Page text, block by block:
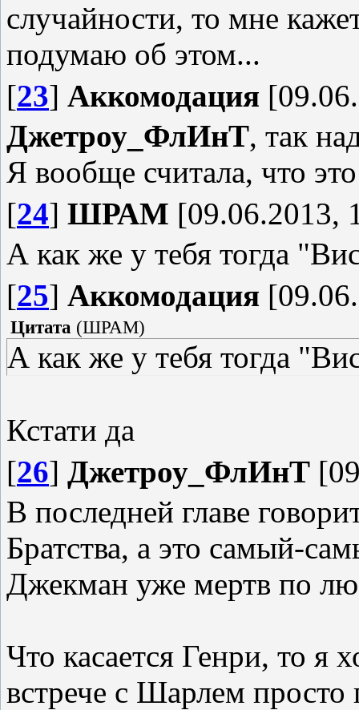
случайности, то мне
подумаю об этом...
[23] Аккомодация
Джетроу_ФлИнТ, так
Я вообще считала, что
[24] ШРАМ [09.06.2013,
А как же у тебя тогда
[25] Аккомодация
Цитата (ШРАМ)
А как же у тебя тогда
Кстати да
[26] Джетроу_ФлИнТ
В последней главе
Братства, а это самый-
Джекман уже мертв по
Что касается Генри, то я
встрече с Шарлем